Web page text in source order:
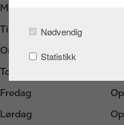
Nødvendig
Statistikk
Mandag
Tirsdag
Onsdag
Torsdag
Fredag
Lørdag